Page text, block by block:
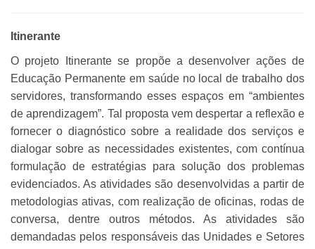
Itinerante
O projeto Itinerante se propõe a desenvolver ações de
Educação Permanente em saúde no local de trabalho dos
servidores, transformando esses espaços em “ambientes
de aprendizagem”. Tal proposta vem despertar a reflexão e
fornecer o diagnóstico sobre a realidade dos serviços e
dialogar sobre as necessidades existentes, com contínua
formulação de estratégias para solução dos problemas
evidenciados. As atividades são desenvolvidas a partir de
metodologias ativas, com realização de oficinas, rodas de
conversa, dentre outros métodos. As atividades são
demandadas pelos responsáveis das Unidades e Setores